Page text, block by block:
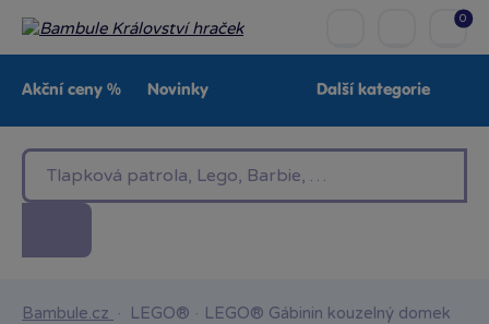
0
Akční ceny % Novinky
Baby Značky
Další kategorie
Bambule.cz · LEGO® · LEGO® Gábinin kouzelný domek